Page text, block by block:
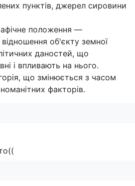
пунктів, джерел сировини
положення —
об'єкту земної
даностей, що
і впливають на нього.
що змінюється з часом
факторів.